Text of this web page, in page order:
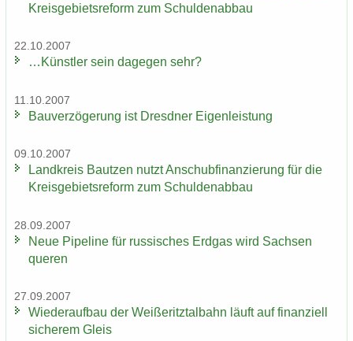
Kreis­ge­biets­re­form zum Schul­den­ab­bau
22.10.2007
…Künst­ler sein da­ge­gen sehr?
11.10.2007
Bau­ver­zö­ge­rung ist Dresd­ner Ei­gen­leis­tung
09.10.2007
Land­kreis Baut­zen nutzt An­schub­fi­nan­zie­rung für die
Kreis­ge­biets­re­form zum Schul­den­ab­bau
28.09.2007
Neue Pipe­line für rus­si­sches Erd­gas wird Sach­sen
que­ren
27.09.2007
Wie­der­auf­bau der Wei­ße­ritz­tal­bahn läuft auf fi­nan­zi­ell
si­che­rem Gleis